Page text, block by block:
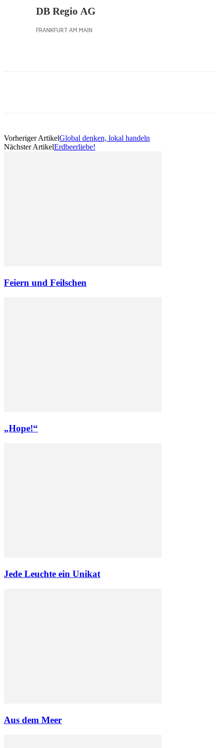
Vorheriger ArtikelGlobal denken, lokal handeln
Nächster ArtikelErdbeerliebe!
Feiern und Feilschen
„Hope!“
Jede Leuchte ein Unikat
Aus dem Meer